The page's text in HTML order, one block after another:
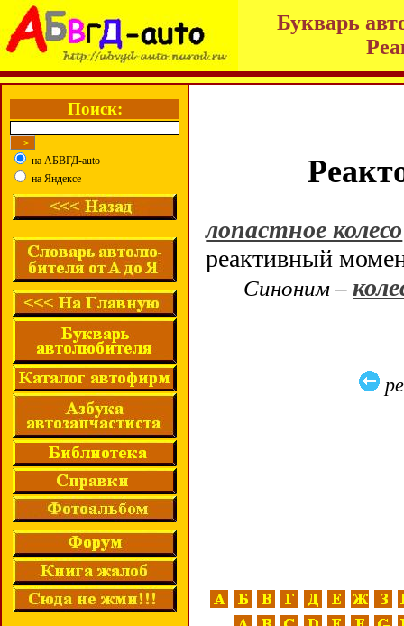
Букварь
Поиск:
на АБВГД-auto
на Яндексе
лопастное колесо
реактивный
Синоним –